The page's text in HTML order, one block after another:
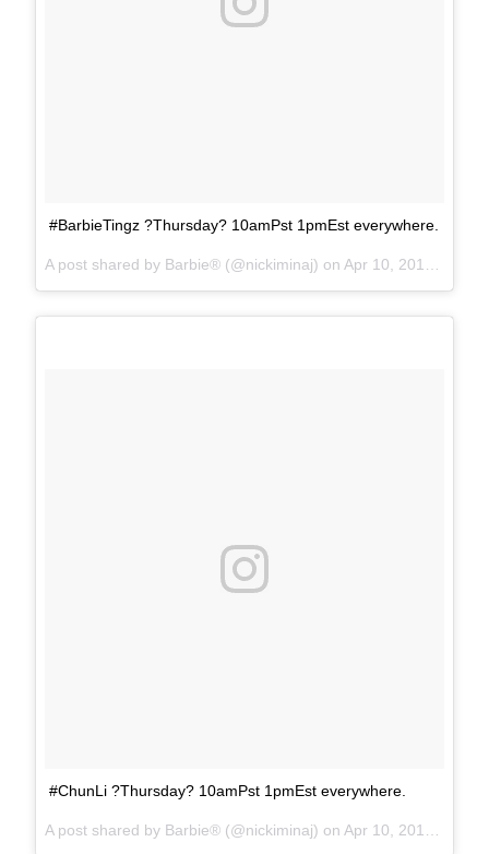
#BarbieTingz ?Thursday? 10amPst 1pmEst everywhere.
A post shared by Barbie® (@nickiminaj) on Apr 10, 2018 at 11:29am PDT
#ChunLi ?Thursday? 10amPst 1pmEst everywhere.
A post shared by Barbie® (@nickiminaj) on Apr 10, 2018 at 11:30am PDT